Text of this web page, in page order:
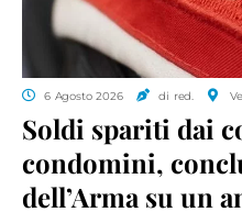
6 Agosto 2026 di red.
Soldi spariti dai
condomini,
dell’Arma su un